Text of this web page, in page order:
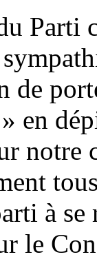
Parti
de
en
à se
le